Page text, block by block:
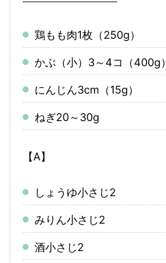
鶏もも肉1枚（250g）
かぶ（小） 3～4コ（400g）
にんじん3cm（15g）
ねぎ20～30g
【A】
しょうゆ小さじ2
みりん小さじ2
酒小さじ2